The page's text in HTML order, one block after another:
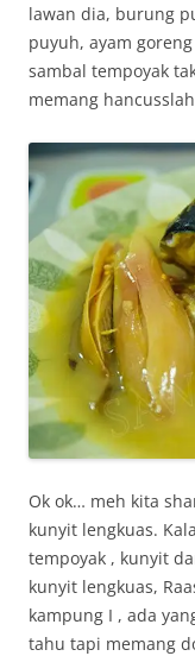
lawan dia, burung
puyuh, ayam
sambal tempoyak
memang
Ok ok… meh kita
kunyit lengkuas.
tempoyak , kunyit
kunyit lengkuas,
kampung I , ada
tahu tapi memang